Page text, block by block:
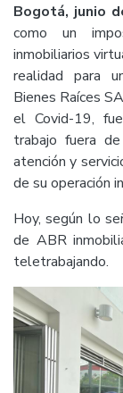
Bogotá, junio
como un
inmobiliarios
realidad para
Bienes Raíces
el Covid-19,
trabajo fuera
atención y
de su operación
Hoy, según lo
de ABR
teletrabajando.